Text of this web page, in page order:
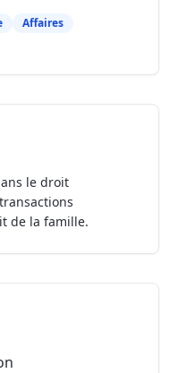
Affaires
le droit
de la famille.